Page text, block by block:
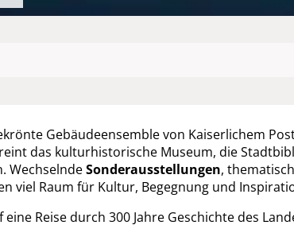
Gebäudeensemble von Kaiserlichem
das kulturhistorische Museum, die
WechselndeSonderausstellungen,
viel Raum für Kultur, Begegnung und
Reise durch 300 Jahre Geschichte des